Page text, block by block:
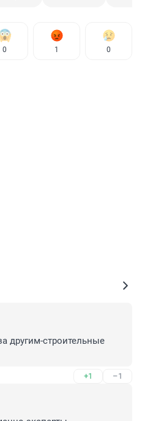
0 1 0
другим-строительные
+1 –1